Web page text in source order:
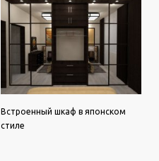
Встроенный шкаф в японском
стиле